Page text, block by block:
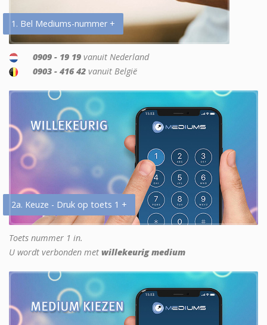
1. Bel Mediums-nummer +
0909 - 19 19 vanuit Nederland
0903 - 416 42 vanuit België
2a. Keuze - Druk op toets 1 +
Toets nummer 1 in.
U wordt verbonden met willekeurig medium